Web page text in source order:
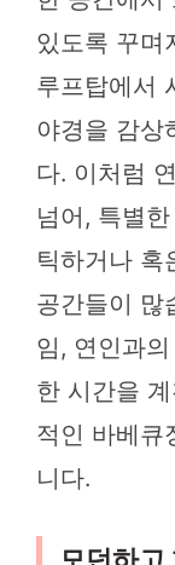
있도록 꾸며
루프탑에서
야경을 감상
다. 이처럼
넘어, 특별
틱하거나 혹
공간들이 많
임, 연인과
한 시간을
적인 바베큐
니다.